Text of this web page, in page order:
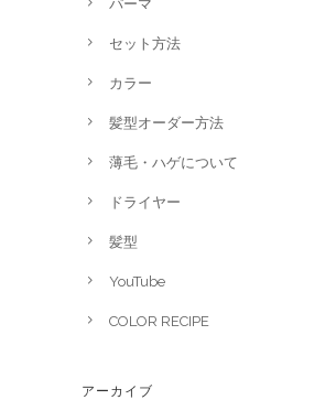
パーマ
セット方法
カラー
髪型オーダー方法
薄毛・ハゲについて
ドライヤー
髪型
YouTube
COLOR RECIPE
アーカイブ